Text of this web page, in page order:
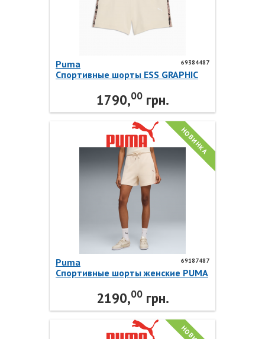
69384487
Puma
Спортивные шорты ESS GRAPHIC
1790,00грн.
НОВИНКА
69187487
Puma
Спортивные шорты женские PUMA
2190,00грн.